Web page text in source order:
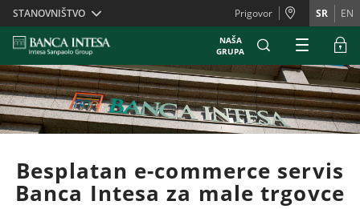
Skiplinks
STANOVNIŠTVO Prigovor SR EN
NAŠA
GRUPA
Besplatan e-commerce servis
Banca Intesa za male trgovce